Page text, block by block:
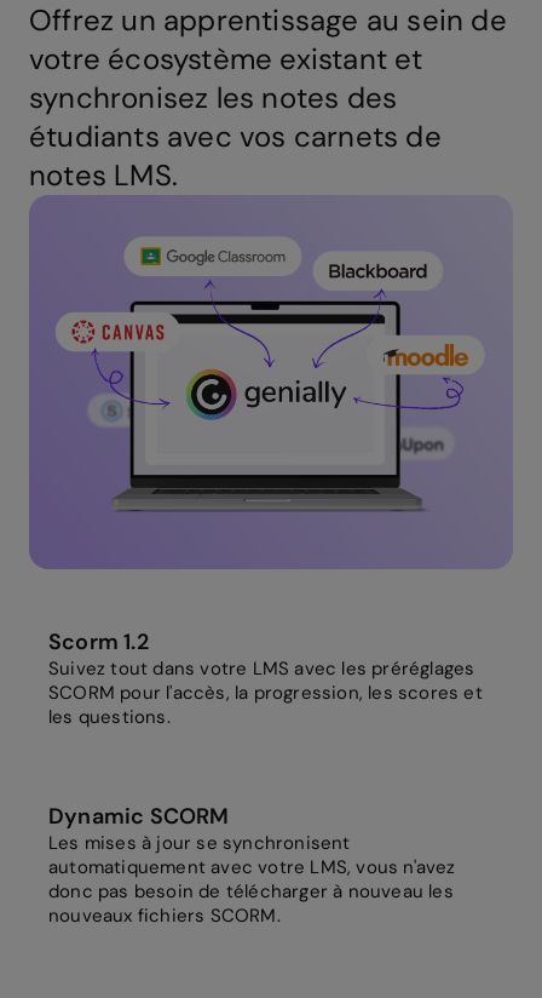
Offrez un apprentissage au sein de
votre écosystème existant et
synchronisez les notes des
étudiants avec vos carnets de
notes LMS.
Scorm 1.2
Suivez tout dans votre LMS avec les préréglages
SCORM pour l'accès, la progression, les scores et
les questions.
Dynamic SCORM
Les mises à jour se synchronisent
automatiquement avec votre LMS, vous n'avez
donc pas besoin de télécharger à nouveau les
nouveaux fichiers SCORM.